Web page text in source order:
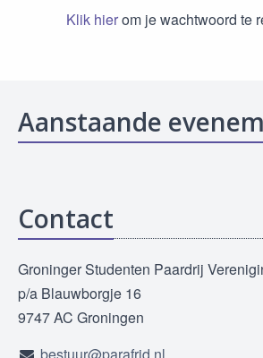
Klik hierom je wachtwoord te
Aanstaande
Contact
Groninger Studenten Paardrij
p/a Blauwborgje 16
9747 AC Groningen
bestuur@parafrid.nl